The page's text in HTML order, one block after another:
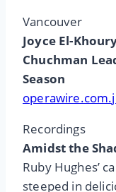
Vancouver
Joyce El-
Chuchman
Season
Recordings
Amidst the
Ruby Hughes’
steeped in